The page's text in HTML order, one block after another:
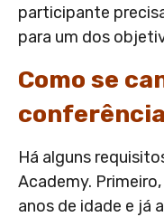
participante
para um dos
Como se
Há alguns
Academy.
anos de idade e já